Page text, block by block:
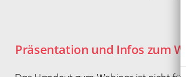
Präsentation und Infos zum